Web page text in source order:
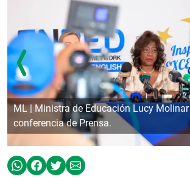
ML | Ministra de Educación Lucy
conferencia de Prensa.